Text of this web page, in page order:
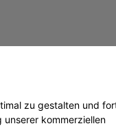
werden, da
können unter
gilt: Je
zu gestalten und
kommerziellen